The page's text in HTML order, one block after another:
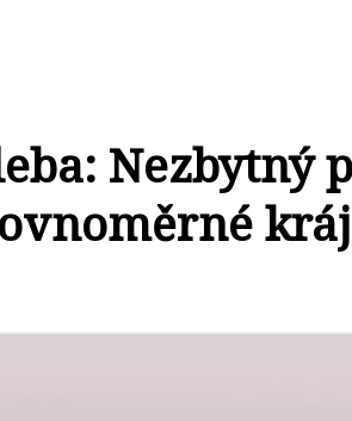
Nezbytný